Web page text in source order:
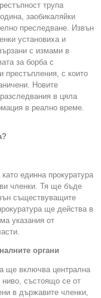
трупа
заобикаляйки
преследване. Извън
установиха и
с измами в
за борба с
престъпления, с които
Новите
в цяла
в реално време.
единна прокуратура
членки. Тя ще бъде
съществуващите
ще действа в
указания от
органи
ще включва централна
състоящо се от
в държавите членки,